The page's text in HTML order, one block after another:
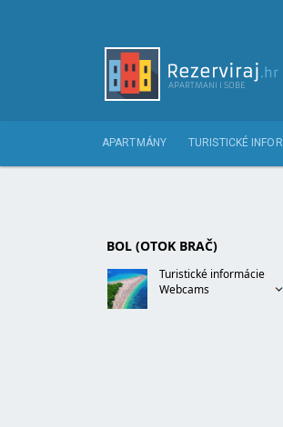
APARTMÁNY TURISTICKÉ
BOL (OTOK BRAČ)
Turistické informácie
Webcams